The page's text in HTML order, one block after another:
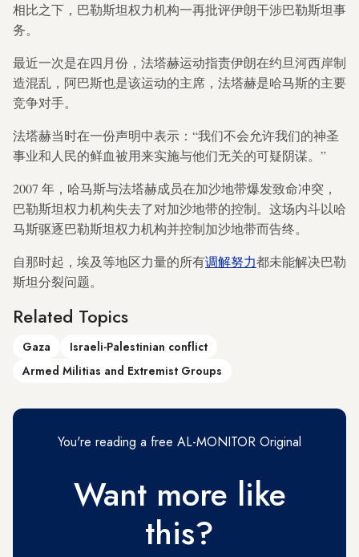
相比之下，巴勒斯坦权力机构一再批评伊朗干涉巴勒斯坦事
务。
最近一次是在四月份，法塔赫运动指责伊朗在约旦河西岸制
造混乱，阿巴斯也是该运动的主席，法塔赫是哈马斯的主要
竞争对手。
法塔赫当时在一份声明中表示：“我们不会允许我们的神圣
事业和人民的鲜血被用来实施与他们无关的可疑阴谋。”
2007 年，哈马斯与法塔赫成员在加沙地带爆发致命冲突，
巴勒斯坦权力机构失去了对加沙地带的控制。这场内斗以哈
马斯驱逐巴勒斯坦权力机构并控制加沙地带而告终。
自那时起，埃及等地区力量的所有调解努力都未能解决巴勒
斯坦分裂问题。
Related Topics
Gaza
Israeli-Palestinian conflict
Armed Militias and Extremist Groups
You're reading a free AL-MONITOR Original
Want more like
this?